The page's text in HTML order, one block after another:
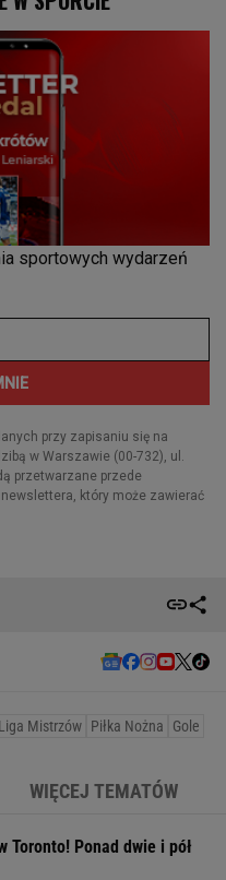
Liga Mistrzów Piłka Nożna Gole
WIĘCEJ TEMATÓW
Toronto! Ponad dwie i pół